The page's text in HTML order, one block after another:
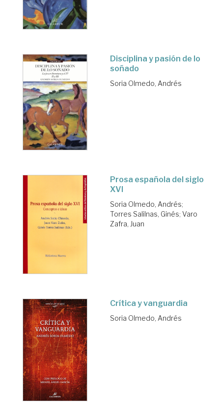
Disciplina y pasión de lo
soñado
Soria Olmedo, Andrés
Prosa española del siglo
XVI
Soria Olmedo, Andrés;
Torres Salilnas, Ginés; Varo
Zafra, Juan
Crítica y vanguardia
Soria Olmedo, Andrés